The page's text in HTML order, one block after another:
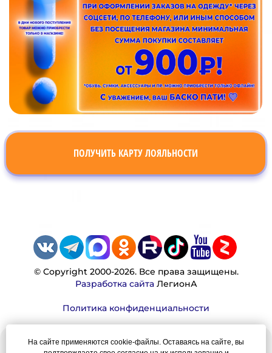
ПОЛУЧИТЬ КАРТУ ЛОЯЛЬНОСТИ
© Copyright 2000-2026. Все права защищены.
Разработка сайтаЛегионА
Политика конфиденциальности
На сайте применяются cookie-файлы. Оставаясь на сайте, вы